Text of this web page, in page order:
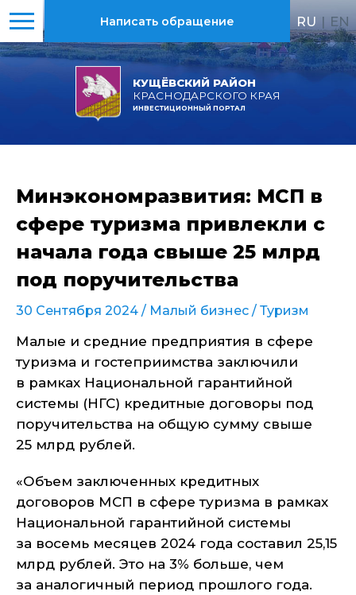
КУЩЁВСКИЙ РАЙОН
КРАСНОДАРСКОГО КРАЯ
ИНВЕСТИЦИОННЫЙ ПОРТАЛ
Написать обращение RU | EN
Минэкономразвития: МСП в
сфере туризма привлекли с
начала года свыше 25 млрд
под поручительства
30 Сентября 2024 / Малый бизнес / Туризм
Малые и средние предприятия в сфере
туризма и гостеприимства заключили
в рамках Национальной гарантийной
системы (НГС) кредитные договоры под
поручительства на общую сумму свыше
25 млрд рублей.
«Объем заключенных кредитных
договоров МСП в сфере туризма в рамках
Национальной гарантийной системы
за восемь месяцев 2024 года составил 25,15
млрд рублей. Это на 3% больше, чем
за аналогичный период прошлого года.